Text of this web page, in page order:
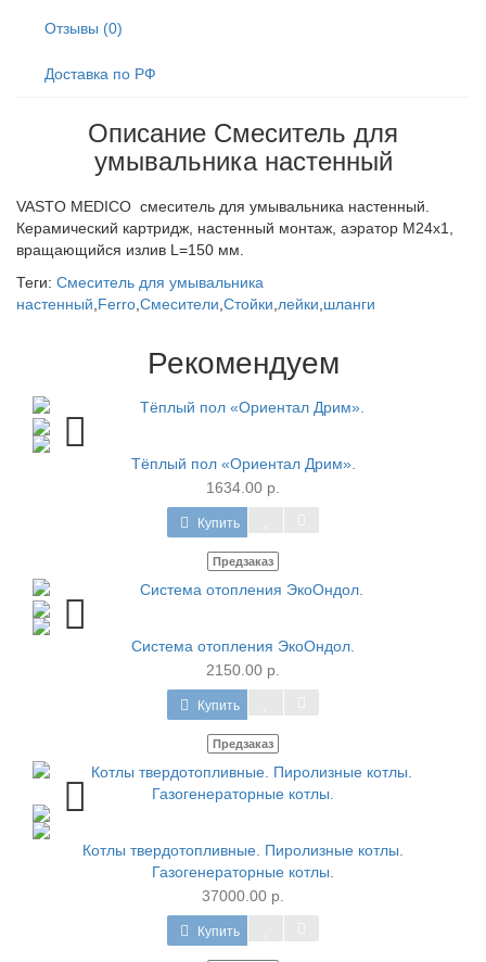
Отзывы (0)
Доставка по РФ
Описание Смеситель для
умывальника настенный
VASTO MEDICO смеситель для умывальника настенный.
Керамический картридж, настенный монтаж, аэратор M24x1,
вращающийся излив L=150 мм.
Теги: Смеситель для умывальника
настенный Ferro Смесители Стойки лейки шланги
Рекомендуем
Тёплый пол «Ориентал Дрим».
1634.00 р.
Купить
Предзаказ
Система отопления ЭкоОндол.
2150.00 р.
Купить
Предзаказ
Котлы твердотопливные. Пиролизные котлы.
Газогенераторные котлы.
37000.00 р.
Купить